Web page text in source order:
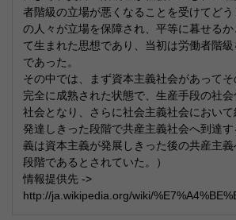
者階級の立場が悪くなることを受けてど
の人々が立場を保障され、平等に暮せる
て生まれた思想であり、当初は労働者階
であった。
その中では、まず資本主義社会があって
完全に成熟された状態で、生産手段の社
社会となり、さらに社会主義社会におい
発達しきった段階で共産主義社会へ到達
義は資本主義が発展しきった後の共産主
段階であるとされていた。）
情報提供先 ->
http://ja.wikipedia.org/wiki/